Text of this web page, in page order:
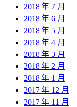
2018 年 7 月
2018 年 6 月
2018 年 5 月
2018 年 4 月
2018 年 3 月
2018 年 2 月
2018 年 1 月
2017 年 12 月
2017 年 11 月